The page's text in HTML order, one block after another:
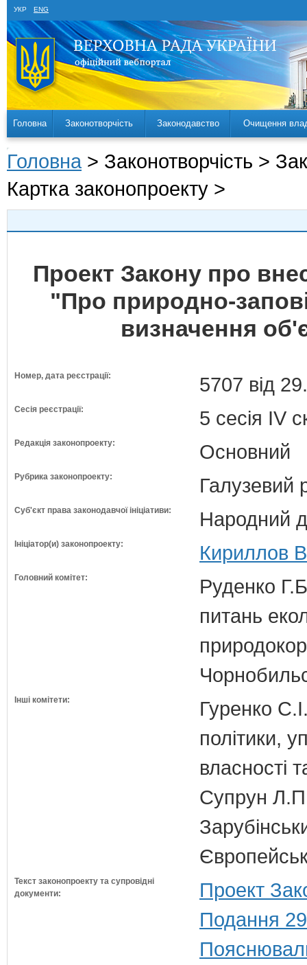
УКР ENG
Головна Законотворчість Законодавство Очищення
Головна > Законотворчість >
Картка законопроекту >
Проект Закону про
"Про природно-
визначення
Номер, дата реєстрації: 5707 від
Сесія реєстрації: 5 сесія IV
Редакція законопроекту: Основний
Рубрика законопроекту: Галузевий
Суб'єкт права законодавчої ініціативи: Народний
Ініціатор(и) законопроекту: Кириллов
Головний комітет:
Руденко
питань
Інші комітети:
Гуренко
політики,
власності
Супрун
Текст законопроекту та супровідні
документи:
Проект
Подання